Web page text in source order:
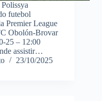
futebol
Premier League
Obolón-Brovar
25 – 12:00
assistir…
23/10/2025